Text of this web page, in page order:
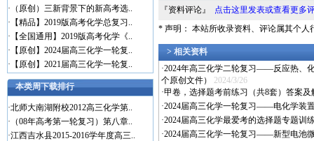
· （原创）三新背景下的新高考选..
· 【精品】2019版高考化学总复习..
· 【全国通用】2019版高考化学《..
· 【原创】2024届高三化学一轮复..
· 【原创】2021届高三化学一轮复..
本类周下载排行
·北师大南湖附校2012高三化学第..
· （08年高考第一轮复习）第八章..
·江西吉水县2015-2016学年度高三..
『资料评论』 点击这里发表或查看更多
* 声明： 本站所收录资料、评论属其个人
> 相关资料
·2024年高三化学二轮复习——反应热、
个原创文件）
2024/3/26
·甲卷，选择题考前练习（共8套）答案及
·2024届高三化学一轮复习——电化学装
·2024届高三化学最爱考的选择题专题训
·2024届高三化学一轮复习——新型电池